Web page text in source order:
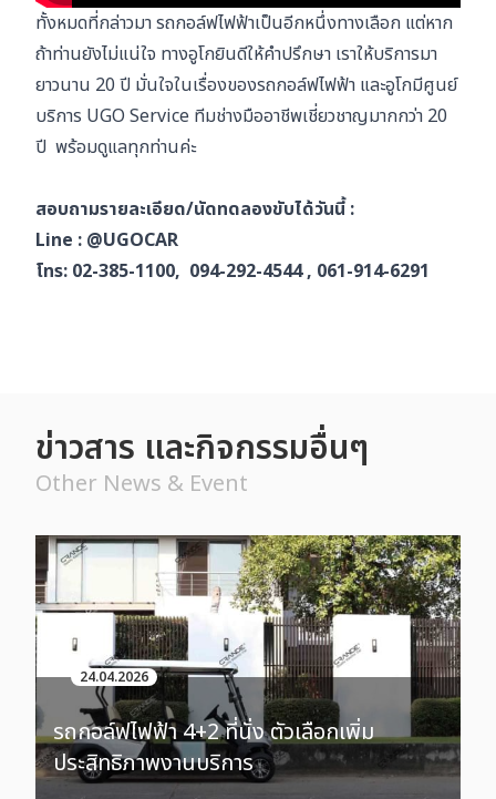
ทั้งหมดที่กล่าวมา รถกอล์ฟไฟฟ้าเป็นอีกหนึ่งทางเลือก แต่หาก
ถ้าท่านยังไม่แน่ใจ ทางอูโกยินดีให้คำปรึกษา เราให้บริการมา
ยาวนาน 20 ปี มั่นใจในเรื่องของรถกอล์ฟไฟฟ้า และอูโกมีศูนย์
บริการ UGO Service ทีมช่างมืออาชีพเชี่ยวชาญมากกว่า 20
ปี พร้อมดูแลทุกท่านค่ะ
สอบถามรายละเอียด/นัดทดลองขับได้วันนี้ :
Line : @UGOCAR
โทร: 02-385-1100, 094-292-4544 , 061-914-6291
ข่าวสาร และกิจกรรมอื่นๆ
Other News & Event
24.04.2026
รถกอล์ฟไฟฟ้า 4+2 ที่นั่ง ตัวเลือกเพิ่ม
ประสิทธิภาพงานบริการ